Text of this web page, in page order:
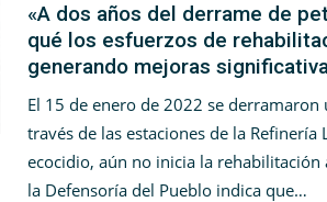
«A dos años del derrame de
qué los esfuerzos de
generando mejoras
El 15 de enero de 2022 se
través de las estaciones de la Refinería
ecocidio, aún no inicia la
la Defensoría del Pueblo indica que…